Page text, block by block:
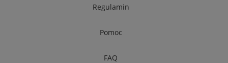
Regulamin
Pomoc
FAQ